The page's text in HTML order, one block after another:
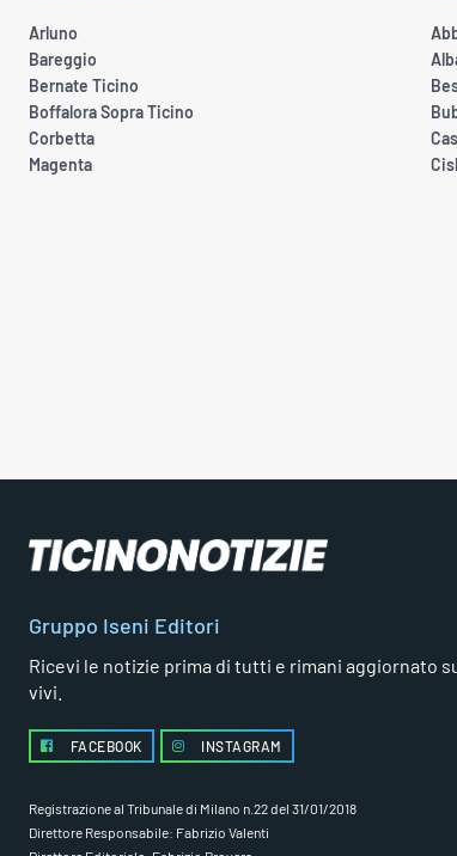
Arluno
Bareggio
Bernate Ticino
Boffalora Sopra Ticino
Corbetta
Magenta
Gruppo Iseni Editori
Ricevi le notizie prima di tutti e rimani aggiornato
vivi.
FACEBOOK INSTAGRAM
Registrazione al Tribunale di Milano n.22 del 31/01/2018
Direttore Responsabile: Fabrizio Valenti